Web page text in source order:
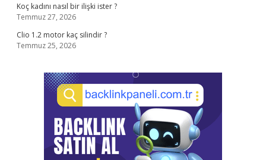
Koç kadını nasıl bir ilişki ister ?
Temmuz 27, 2026
Clio 1.2 motor kaç silindir ?
Temmuz 25, 2026